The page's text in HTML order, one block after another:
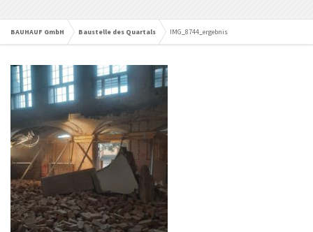
BAUHAUF GmbH Baustelle des Quartals IMG_8744_ergebnis